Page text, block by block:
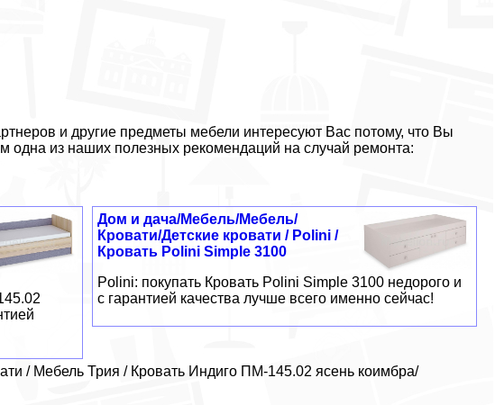
и другие предметы мебели интересуют Вас потому, что Вы
одна из наших полезных рекомендаций на случай ремонта:
Дом и дача/Мебель/Мебель/
Кровати/Детские кровати / Polini /
Кровать Polini Simple 3100
Polini: покупать Кровать Polini Simple 3100 недорого и
с гарантией качества лучше всего именно сейчас!
/ Мебель Трия / Кровать Индиго ПМ-145.02 ясень коимбра/